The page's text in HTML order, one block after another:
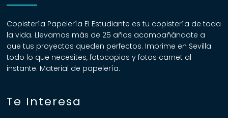
Copistería Papelería El Estudiante es tu copistería de toda
la vida. Llevamos más de 25 años acompañándote a
que tus proyectos queden perfectos. Imprime en Sevilla
todo lo que necesites, fotocopias y fotos carnet al
instante. Material de papelería.
Te Interesa